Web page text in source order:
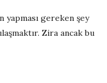
gereken şey
Zira ancak bu